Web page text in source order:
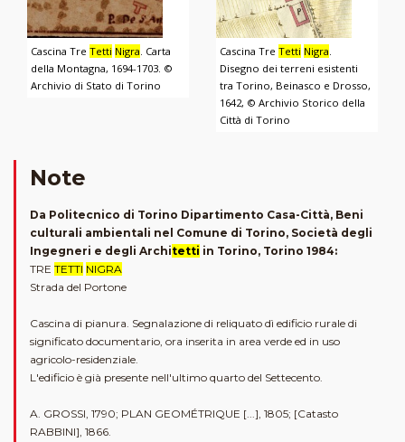
Cascina TreTetti Nigra . Carta
della Montagna, 1694-1703. ©
Archivio di Stato di Torino
Cascina TreTetti Nigra
Disegno dei terreni esistenti
tra Torino, Beinasco e Drosso,
1642, © Archivio Storico della
Città di Torino
Note
Da Politecnico di Torino Dipartimento Casa-Città, Beni
culturali ambientali nel Comune di Torino, Società degli
Ingegneri e degli Architetti in Torino, Torino 1984:
TRE TETTI NIGRA
Strada del Portone
Cascina di pianura. Segnalazione di reliquato dì edificio rurale di
significato documentario, ora inserita in area verde ed in uso
agricolo-residenziale.
L'edificio è già presente nell'ultimo quarto del Settecento.
A. GROSSI, 1790; PLAN GEOMÉTRIQUE [...], 1805; [Catasto
RABBINI], 1866.